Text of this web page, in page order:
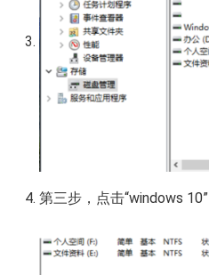
第三步，点击“windows 10”